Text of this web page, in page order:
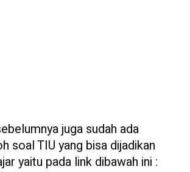
juga sudah ada
soal TIU yang bisa dijadikan
yaitu pada link dibawah ini :